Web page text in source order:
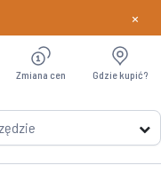
Dowiedz
×
Zmiana cen Gdzie kupić?